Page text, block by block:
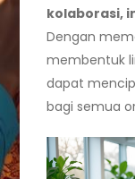
kolaborasi,
Dengan
membentuk
dapat
bagi semua